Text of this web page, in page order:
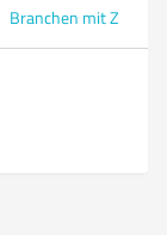
Branchen mit Z